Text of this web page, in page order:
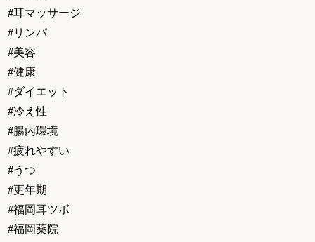
#耳マッサージ
#リンパ
#美容
#健康
#ダイエット
#冷え性
#腸内環境
#疲れやすい
#うつ
#更年期
#福岡耳ツボ
#福岡薬院